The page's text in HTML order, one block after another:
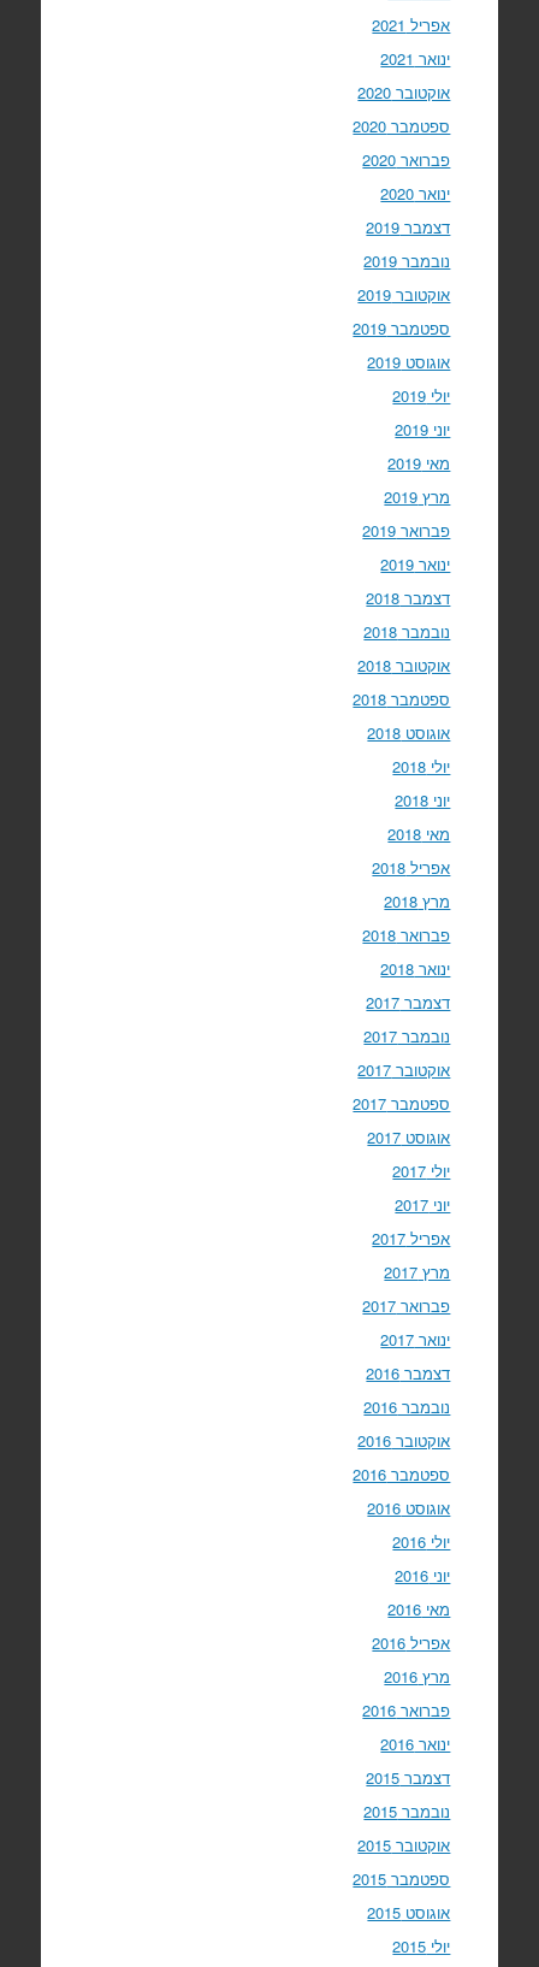
אפריל 2021
ינואר 2021
אוקטובר 2020
ספטמבר 2020
פברואר 2020
ינואר 2020
דצמבר 2019
נובמבר 2019
אוקטובר 2019
ספטמבר 2019
אוגוסט 2019
יולי 2019
יוני 2019
מאי 2019
מרץ 2019
פברואר 2019
ינואר 2019
דצמבר 2018
נובמבר 2018
אוקטובר 2018
ספטמבר 2018
אוגוסט 2018
יולי 2018
יוני 2018
מאי 2018
אפריל 2018
מרץ 2018
פברואר 2018
ינואר 2018
דצמבר 2017
נובמבר 2017
אוקטובר 2017
ספטמבר 2017
אוגוסט 2017
יולי 2017
יוני 2017
אפריל 2017
מרץ 2017
פברואר 2017
ינואר 2017
דצמבר 2016
נובמבר 2016
אוקטובר 2016
ספטמבר 2016
אוגוסט 2016
יולי 2016
יוני 2016
מאי 2016
אפריל 2016
מרץ 2016
פברואר 2016
ינואר 2016
דצמבר 2015
נובמבר 2015
אוקטובר 2015
ספטמבר 2015
אוגוסט 2015
יולי 2015